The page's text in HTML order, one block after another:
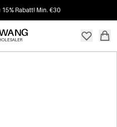
Rabatt! Min. €30